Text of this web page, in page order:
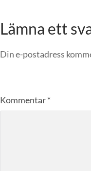
Lämna ett
Din e-postadress
Kommentar*